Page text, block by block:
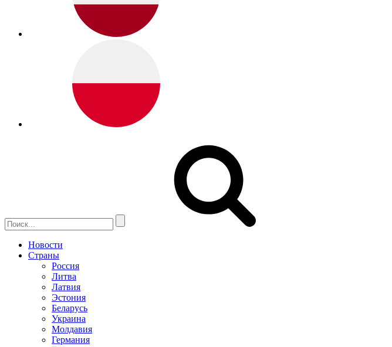
Новости
Страны
Россия
Литва
Латвия
Эстония
Беларусь
Украина
Молдавия
Германия